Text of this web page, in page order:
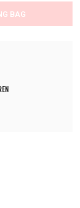
BAG